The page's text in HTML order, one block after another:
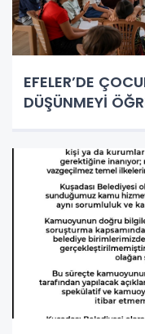
EFELER’DE
DÜŞÜNMEYİ